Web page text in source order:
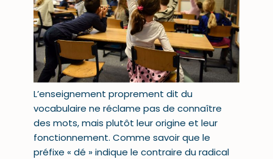
L’enseignement proprement dit du
vocabulaire ne réclame pas de connaître
des mots, mais plutôt leur origine et leur
fonctionnement. Comme savoir que le
préfixe « dé » indique le contraire du radical